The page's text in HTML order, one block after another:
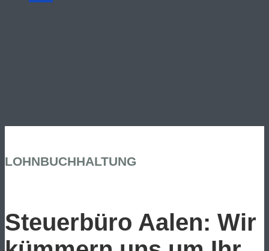
LOHNBUCHHALTUNG
Steuerbüro Aalen: Wir